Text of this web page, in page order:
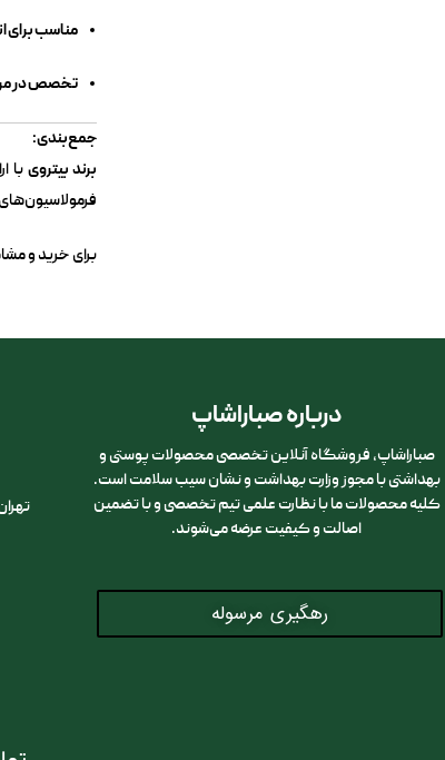
مناسب برای
تخصص در
جمع‌بندی:
برند بیتروی با
برای خرید و
درباره صباراشاپ
صباراشاپ، فروشگاه آنلاین تخصصی محصولات پوستی و
بهداشتی با مجوز وزارت بهداشت و نشان سیب سلامت است.
کلیه محصولات ما با نظارت علمی تیم تخصصی و با تضمین
اصالت و کیفیت عرضه می‌شوند.
رهگیری مرسوله